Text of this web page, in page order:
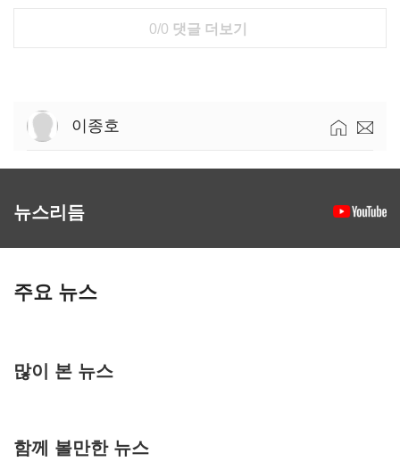
0/0 댓글 더보기
이종호
뉴스리듬
주요 뉴스
많이 본 뉴스
함께 볼만한 뉴스